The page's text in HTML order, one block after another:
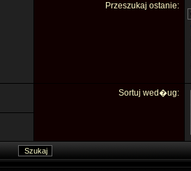
Przeszukaj ostanie:
Sortuj wed�ug: